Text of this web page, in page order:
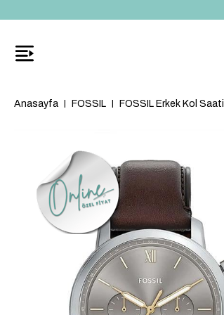
Anasayfa FOSSIL FOSSIL Erkek Kol Saati